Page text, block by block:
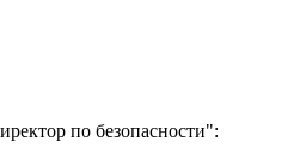
по безопасности":